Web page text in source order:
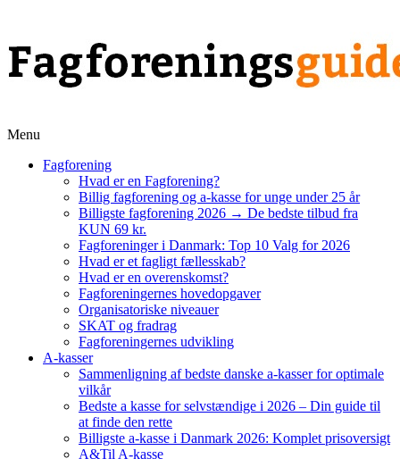
Menu
Fagforening
Hvad er en Fagforening?
Billig fagforening og a-kasse for unge under 25 år
Billigste fagforening 2026 → De bedste tilbud fra
KUN 69 kr.
Fagforeninger i Danmark: Top 10 Valg for 2026
Hvad er et fagligt fællesskab?
Hvad er en overenskomst?
Fagforeningernes hovedopgaver
Organisatoriske niveauer
SKAT og fradrag
Fagforeningernes udvikling
A-kasser
Sammenligning af bedste danske a-kasser for optimale
vilkår
Bedste a kasse for selvstændige i 2026 – Din guide til
at finde den rette
Billigste a-kasse i Danmark 2026: Komplet prisoversigt
A&Til A-kasse